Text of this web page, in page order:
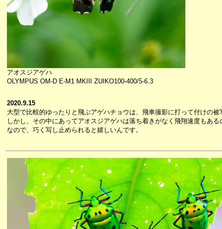
アオスジアゲハ
OLYMPUS OM-D E-M1 MKIII ZUIKO100-400/5-6.3
2020.9.15
大型で比較的ゆったりと飛ぶアゲハチョウは、飛車撮影に打って付けの被
しかし、その中にあってアオスジアゲハは落ち着きがなく飛翔速度もあ
なので、巧く写し止められると嬉しいんです。